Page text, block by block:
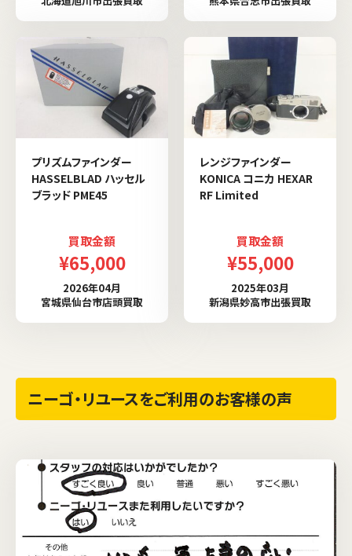
プリズムファインダー
HASSELBLAD ハッセル
ブラッド PME45
買取金額
¥65,000
2026年04月
宮城県仙台市店頭買取
レンジファインダー
KONICA コニカ HEXAR
RF Limited
買取金額
¥55,000
2025年03月
新潟県妙高市出張買取
ニーゴ・リユースをご利用のお客様の声